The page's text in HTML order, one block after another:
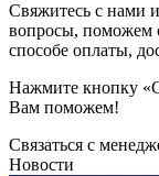
Свяжитесь с нами
вопросы, поможем
способе оплаты,
Нажмите кнопку
Вам поможем!
Связаться с
Новости